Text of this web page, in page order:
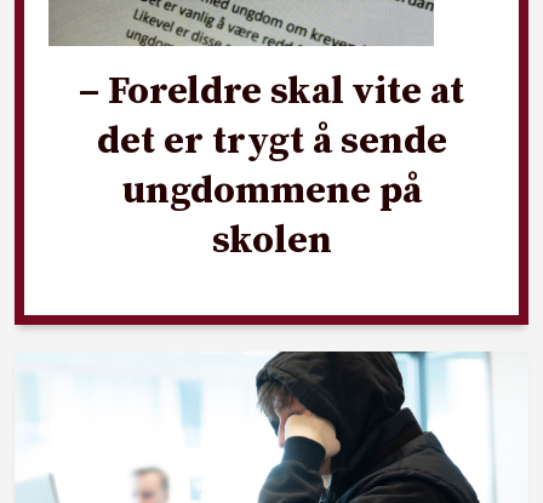
– Foreldre skal vite at
det er trygt å sende
ungdommene på
skolen